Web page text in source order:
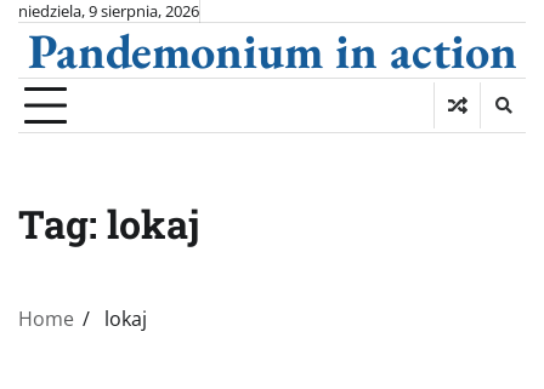
Skip
content
niedziela, 9 sierpnia, 2026
Pandemonium in action
Tag: lokaj
Home lokaj